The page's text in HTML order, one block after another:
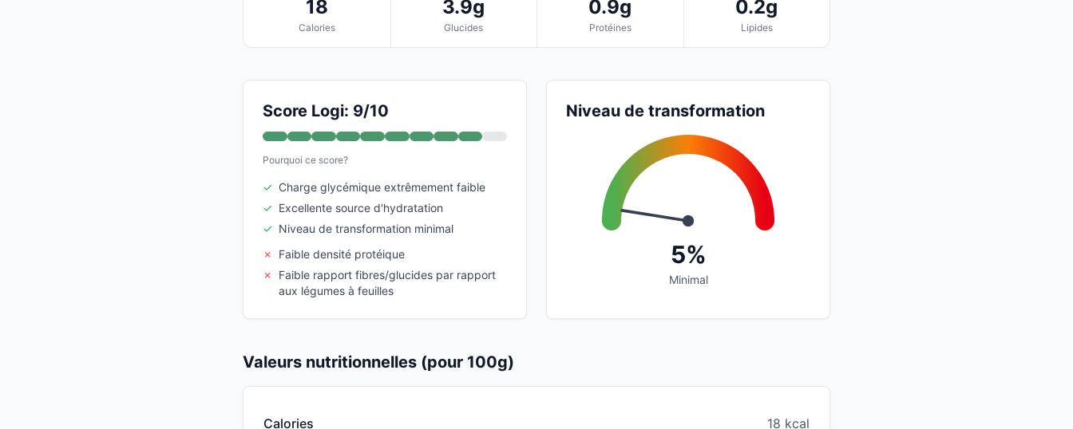
18
Calories
3.9g
Glucides
0.9g
Protéines
0.2g
Lipides
Score Logi: 9/10
Pourquoi ce score?
✓ Charge glycémique extrêmement faible
✓ Excellente source d'hydratation
✓ Niveau de transformation minimal
✗
Faible densité protéique
✗
Faible rapport fibres/glucides par rapport
aux légumes à feuilles
Niveau de transformation
5%
Minimal
Valeurs nutritionnelles (pour 100g)
Calories 18 kcal